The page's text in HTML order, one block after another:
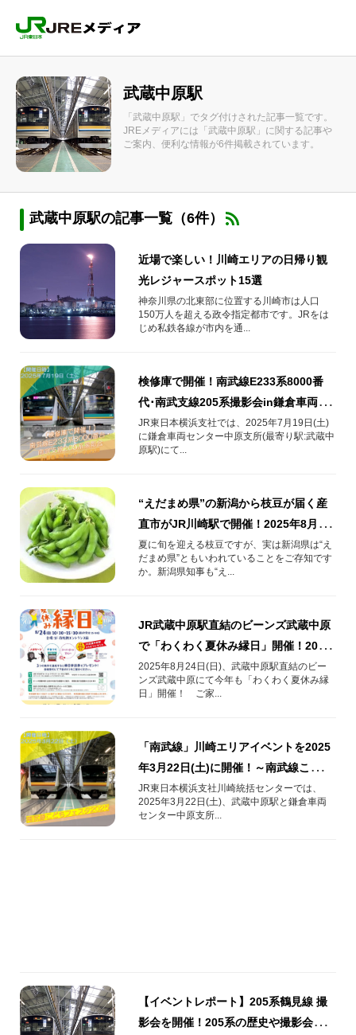
武蔵中原駅
「武蔵中原駅」でタグ付けされた記事一覧です。
JREメディアには「武蔵中原駅」に関する記事や
ご案内、便利な情報が6件掲載されています。
武蔵中原駅の記事一覧（6件）
近場で楽しい！川崎エリアの日帰り観
光レジャースポット15選
神奈川県の北東部に位置する川崎市は人口
150万人を超える政令指定都市です。JRをは
じめ私鉄各線が市内を通...
検修庫で開催！​南武線E233系8000番
代･南武支線205系撮影会​in鎌倉車両セ
ンター中原支所を開催！
JR東日本横浜支社では、2025年7月19日(土)
に鎌倉車両センター中原支所(最寄り駅:武蔵中
原駅)にて...
“えだまめ県”の新潟から枝豆が届く産
直市がJR川崎駅で開催！2025年8月25
日(月)～31日(日)
夏に旬を迎える枝豆ですが、実は新潟県は“え
だまめ県”ともいわれていることをご存知です
か。新潟県知事も“え...
JR武蔵中原駅直結のビーンズ武蔵中原
で「わくわく夏休み縁日」開催！2025
年8月24日(日)
2025年8月24日(日)、武蔵中原駅直結のビー
ンズ武蔵中原にて今年も「わくわく夏休み縁
日」開催！ ご家...
「南武線」川崎エリアイベントを2025
年3月22日(土)に開催！～南武線こども
フェスタ～
JR東日本横浜支社川崎統括センターでは、
2025年3月22日(土)、武蔵中原駅と鎌倉車両
センター中原支所...
【イベントレポート】205系鶴見線 撮
影会を開催！205系の歴史や撮影会の様